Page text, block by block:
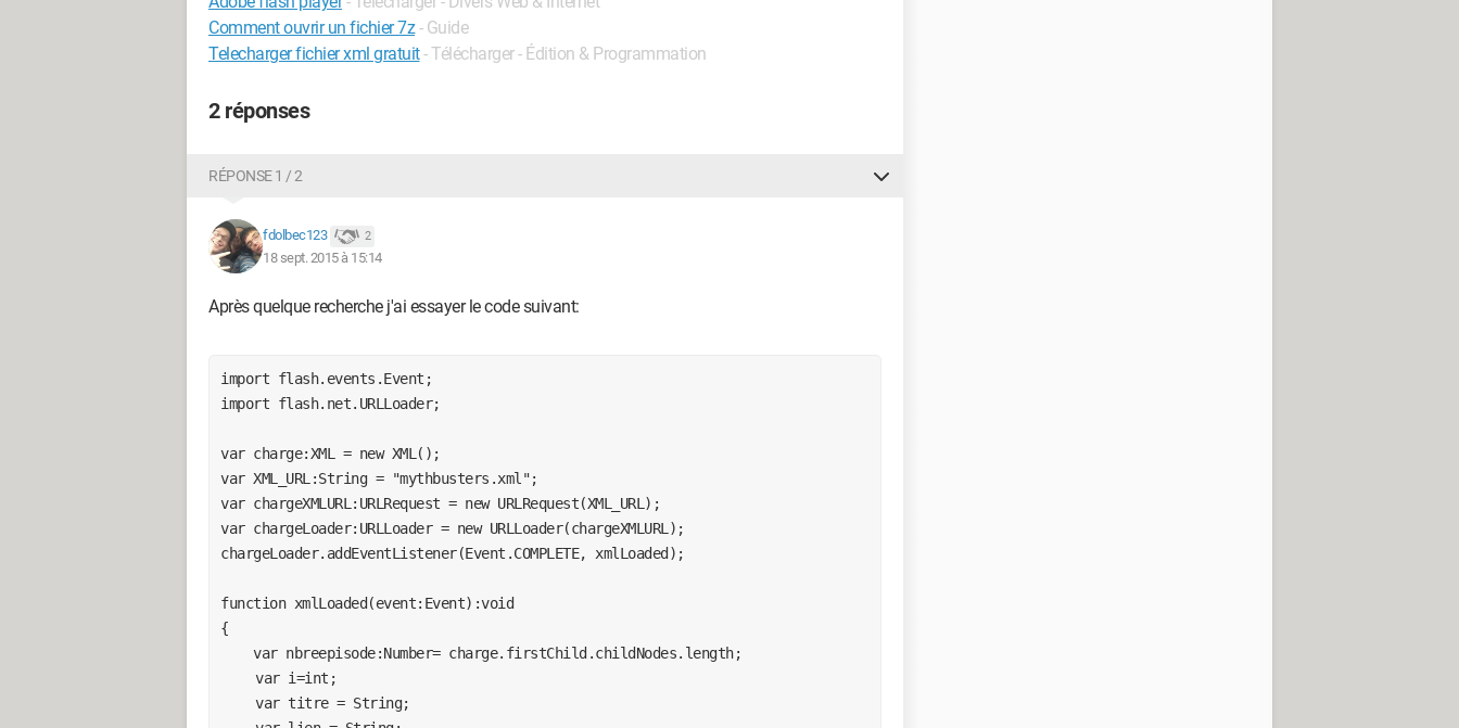
Si je recompile mon projet en Action Script 2.0 alors c'est mon composant FLVPlayback qui ne
fonctionne pas. Je doit donc rester en Action Script 3.0. Pouvez vous m'aider?
Comment ouvrir un fichier 7z - Guide
Telecharger fichier xml gratuit- Télécharger - Édition & Programmation
2 réponses
RÉPONSE 1 / 2
fdolbec123 2
18 sept. 2015 à 15:14
Après quelque recherche j'ai essayer le code suivant:
import flash.events.Event;
import flash.net.URLLoader;
var charge:XML = new XML();
var XML_URL:String = "mythbusters.xml";
var chargeXMLURL:URLRequest = new URLRequest(XML_URL);
var chargeLoader:URLLoader = new URLLoader(chargeXMLURL);
chargeLoader.addEventListener(Event.COMPLETE, xmlLoaded);
function xmlLoaded(event:Event):void
{